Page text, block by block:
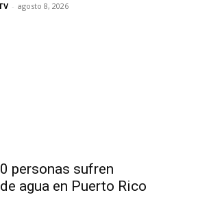
- agosto 8, 2026
personas sufren
agua en Puerto Rico